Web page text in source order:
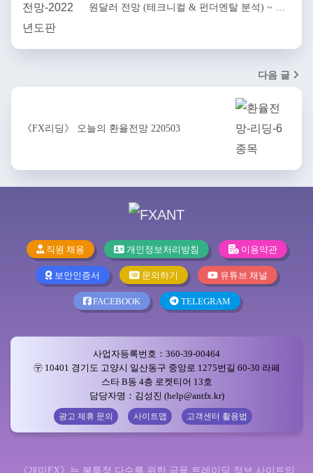
원달러 전망 (테크니컬 & 펀더멘탈 분석) ~ …
다음 글
《FX리딩》 오늘의 환율전망 220503
직원 채용 개인정보처리방침 이용약관
보안인증서 문의하기 유튜브 채널
FACEBOOK TELEGRAM
사업자등록번호：360-39-00464
〶 10401 경기도 고양시 일산동구 중앙로 1275번길 60-30 라페
스타 B동 4층 로켓티어 13호
담당자명：김성진 (help@antfx.kr)
광고 제휴 문의 사이트맵 고객센터 활용법
《개미FX》는 불특정 다수를 위한 금융 트레이딩 정보 사이트입